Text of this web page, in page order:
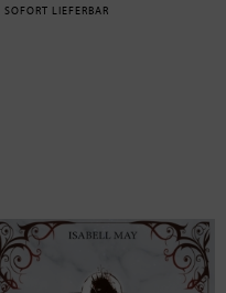
SOFORT LIEFERBAR